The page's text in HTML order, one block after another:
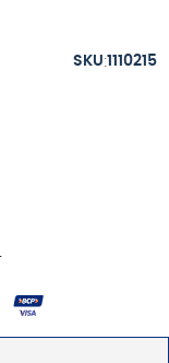
:1110215